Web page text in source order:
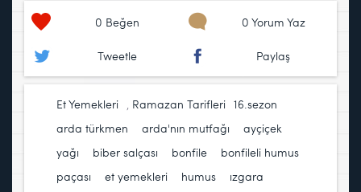
0 Beğen 0 Yorum Yaz
Tweetle Paylaş
Et Yemekleri , Ramazan Tarifleri 16.sezon
arda türkmen
arda'nın mutfağı
ayçiçek
yağı
biber salçası bonfile
bonfileli humus
paçası
et yemekleri humus
ızgara